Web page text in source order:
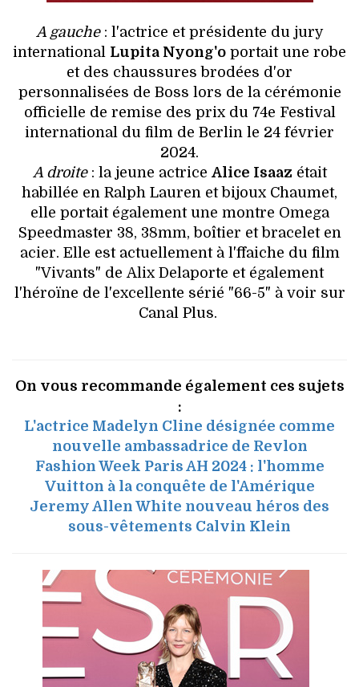
A gauche: l'actrice et présidente du jury
international Lupita Nyong'o portait une robe
et des chaussures brodées d'or
personnalisées de Boss lors de la cérémonie
officielle de remise des prix du 74e Festival
international du film de Berlin le 24 février
2024.
A droite: la jeune actrice Alice Isaaz était
habillée en Ralph Lauren et bijoux Chaumet,
elle portait également une montre Omega
Speedmaster 38, 38mm, boîtier et bracelet en
acier. Elle est actuellement à l'ffaiche du film
"Vivants" de Alix Delaporte et également
l'héroïne de l'excellente sérié "66-5" à voir sur
Canal Plus.
On vous recommande également ces sujets
:
L'actrice Madelyn Cline désignée comme
nouvelle ambassadrice de Revlon
Fashion Week Paris AH 2024 : l'homme
Vuitton à la conquête de l'Amérique
Jeremy Allen White nouveau héros des
sous-vêtements Calvin Klein